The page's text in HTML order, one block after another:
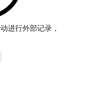
进行外部记录，